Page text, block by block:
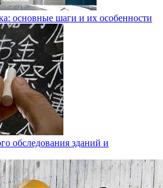
основные шаги и их особенности
обследования зданий и